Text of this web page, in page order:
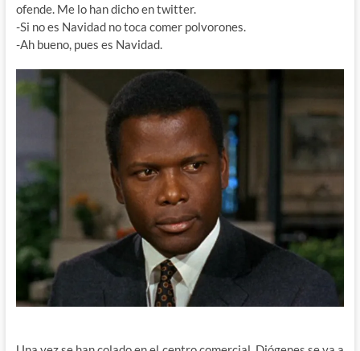
ofende. Me lo han dicho en twitter.
-Si no es Navidad no toca comer polvorones.
-Ah bueno, pues es Navidad.